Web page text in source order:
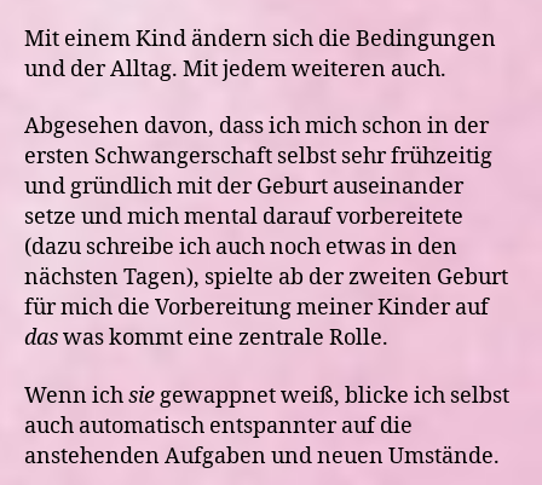
Mit einem Kind ändern sich die Bedingungen
und der Alltag. Mit jedem weiteren auch.
Abgesehen davon, dass ich mich schon in der
ersten Schwangerschaft selbst sehr frühzeitig
und gründlich mit der Geburt auseinander
setze und mich mental darauf vorbereitete
(dazu schreibe ich auch noch etwas in den
nächsten Tagen), spielte ab der zweiten Geburt
für mich die Vorbereitung meiner Kinder auf
daswas kommt eine zentrale Rolle.
Wenn ichsiegewappnet weiß, blicke ich selbst
auch automatisch entspannter auf die
anstehenden Aufgaben und neuen Umstände.